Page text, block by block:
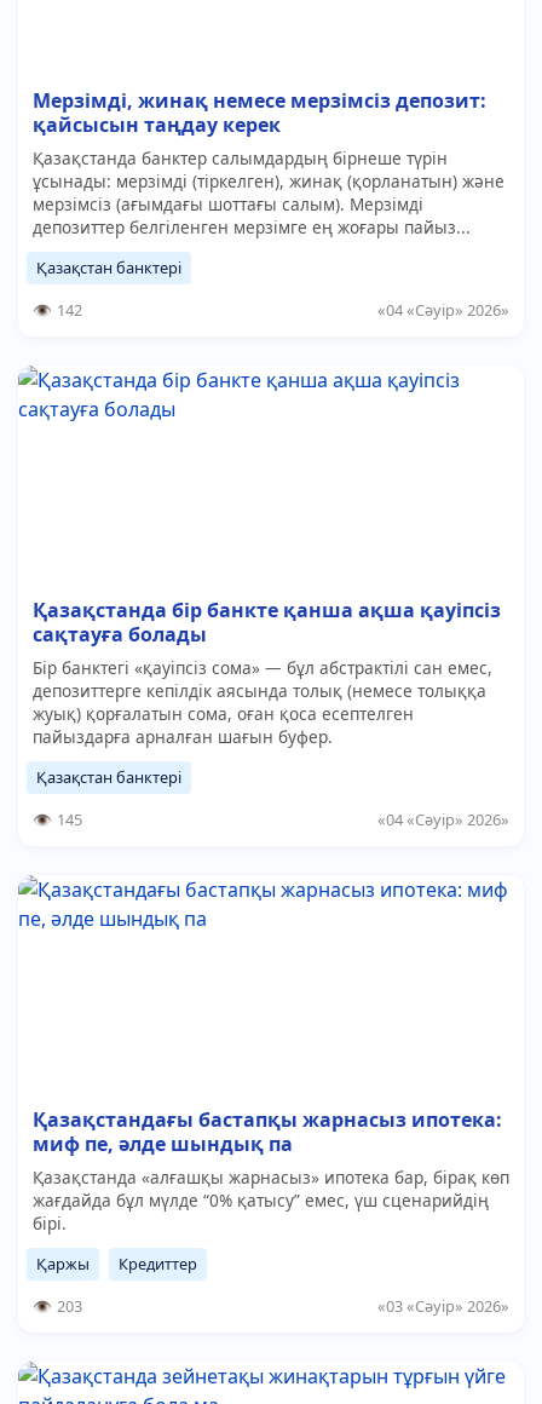
Мерзімді, жинақ немесе мерзімсіз депозит:
қайсысын таңдау керек
Қазақстанда банктер салымдардың бірнеше түрін
ұсынады: мерзімді (тіркелген), жинақ (қорланатын) және
мерзімсіз (ағымдағы шоттағы салым). Мерзімді
депозиттер белгіленген мерзімге ең жоғары пайыз...
Қазақстан банктері
142
«04 «Сәуір» 2026»
Қазақстанда бір банкте қанша ақша қауіпсіз
сақтауға болады
Бір банктегі «қауіпсіз сома» — бұл абстрактілі сан емес,
депозиттерге кепілдік аясында толық (немесе толыққа
жуық) қорғалатын сома, оған қоса есептелген
пайыздарға арналған шағын буфер.
Қазақстан банктері
145
«04 «Сәуір» 2026»
Қазақстандағы бастапқы жарнасыз ипотека:
миф пе, әлде шындық па
Қазақстанда «алғашқы жарнасыз» ипотека бар, бірақ көп
жағдайда бұл мүлде “0% қатысу” емес, үш сценарийдің
бірі.
Қаржы
Кредиттер
203
«03 «Сәуір» 2026»